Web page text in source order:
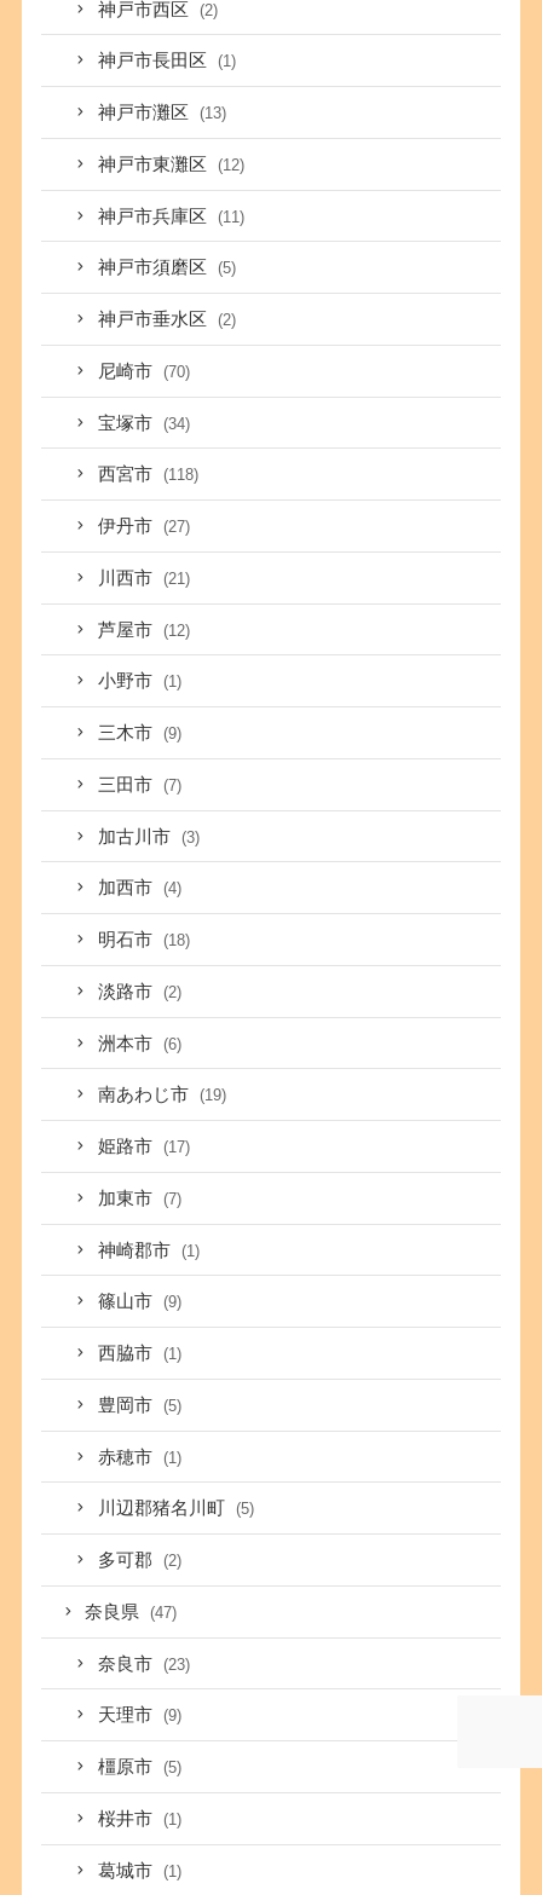
神戸市西区 (2)
神戸市長田区 (1)
神戸市灘区 (13)
神戸市東灘区 (12)
神戸市兵庫区 (11)
神戸市須磨区 (5)
神戸市垂水区 (2)
尼崎市 (70)
宝塚市 (34)
西宮市 (118)
伊丹市 (27)
川西市 (21)
芦屋市 (12)
小野市 (1)
三木市 (9)
三田市 (7)
加古川市 (3)
加西市 (4)
明石市 (18)
淡路市 (2)
洲本市 (6)
南あわじ市 (19)
姫路市 (17)
加東市 (7)
神崎郡市 (1)
篠山市 (9)
西脇市 (1)
豊岡市 (5)
赤穂市 (1)
川辺郡猪名川町 (5)
多可郡 (2)
奈良県 (47)
奈良市 (23)
天理市 (9)
橿原市 (5)
桜井市 (1)
葛城市 (1)